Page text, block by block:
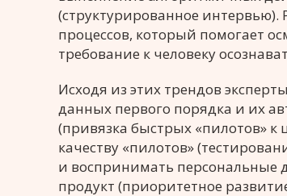
(структурированное
процессов, который помогает
требование к человеку
Исходя из этих трендов
данных первого порядка и их
(привязка быстрых «пилотов» к
качеству «пилотов»
и воспринимать персональные
продукт (приоритетное